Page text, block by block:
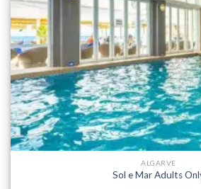
ALGARVE
Sol e Mar Adults